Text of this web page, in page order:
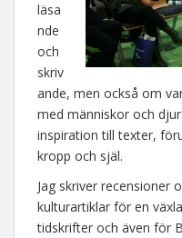
läsa
nde
och
skriv
ande, men också om
med människor och
inspiration till texter,
kropp och själ.
Jag skriver recensioner
kulturartiklar för en
tidskrifter och även för